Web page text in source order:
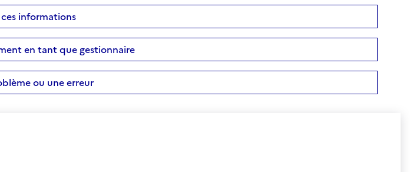
informations
en tant que gestionnaire
ou une erreur